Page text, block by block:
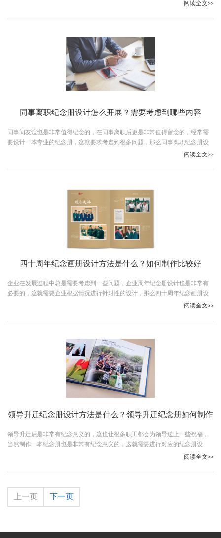
阅读全文>>
同事离职纪念册设计怎么开展？需要考虑到哪些内容
同事间友谊也是非常值得纪念的，在同事离职后更是非常值得留念的，经常需
要设计一本专业的纪念册，这就要求考虑到很多问题，那么同事离职纪念册设
阅读全文>>
四十周年纪念画册设计方法是什么？如何制作比较好
企业在发展过程中总是需要考虑到一些问题，企业周年纪念册设计也是非常有
必要的，这就需要企业根据情况进行针对性的设计，那么四十周年纪念画册设
阅读全文>>
领导升迁纪念册设计方法是什么？领导升迁纪念册如何制作
领导升迁后是非常有纪念意义的，这也让很多职工都会为领导送上一些祝福，
当然制作一本纪念册也是非常有纪念意义的，这就需要进行对应的纪念册设
计，那么领导升迁纪念册设计方法是什么？跟随古柏广告设计一起看下吧。
阅读全文>>
上一页 下一页